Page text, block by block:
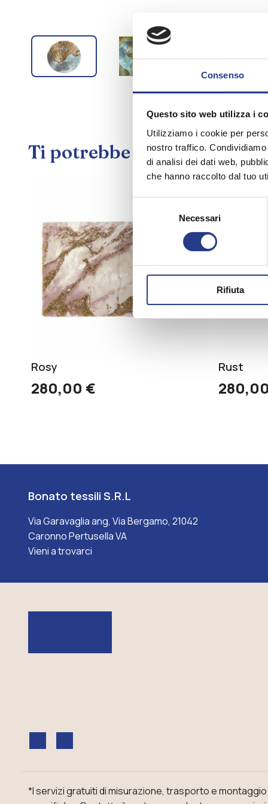
Consenso
Questo sito web utilizza i
Utilizziamo i cookie per
nostro traffico.
di analisi dei dati web,
che hanno raccolto dal tuo
consenso
Necessari
Rifiuta
Ti potrebbe interessare
Rosy
280,00 €
Rust
Bonato tessili S.R.L
Via Garavaglia ang, Via Bergamo, 21042
Caronno Pertusella VA
Vieni a trovarci
*I servizi gratuiti di misurazione, trasporto e